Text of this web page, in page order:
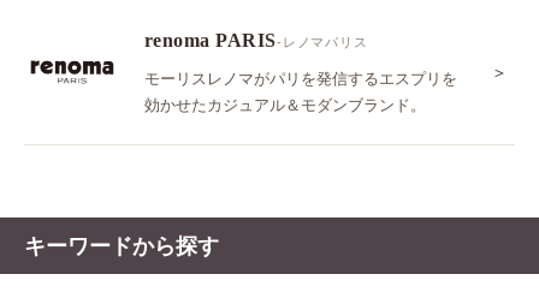
renoma PARIS-レノマパリス
モーリスレノマがパリを発信するエスプリを
効かせたカジュアル＆モダンブランド。
＞
キーワードから探す